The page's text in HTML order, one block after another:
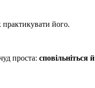
його.
проста: сповільніться й